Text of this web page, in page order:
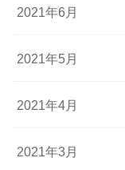
2021年6月
2021年5月
2021年4月
2021年3月